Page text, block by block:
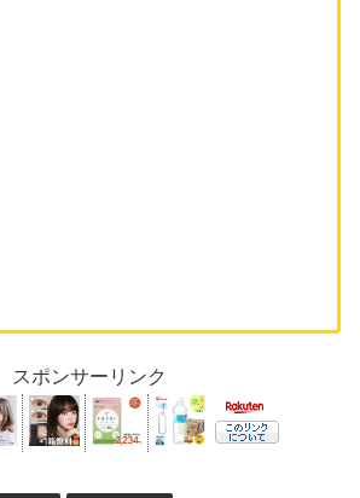
スポンサーリンク